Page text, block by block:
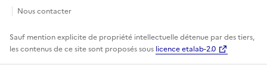
Nous contacter
Sauf mention explicite de propriété intellectuelle détenue par des tiers,
les contenus de ce site sont proposés sous licence etalab-2.0